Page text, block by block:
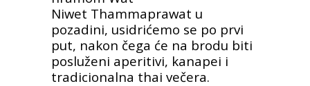
Niwet Thammaprawat u
pozadini, usidrićemo se po prvi
put, nakon čega će na brodu biti
posluženi aperitivi, kanapei i
tradicionalna thai večera.